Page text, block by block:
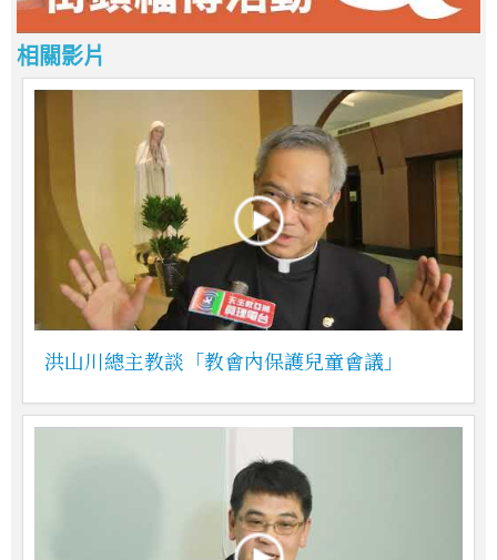
相關影片
洪山川總主教談「教會內保護兒童會議」